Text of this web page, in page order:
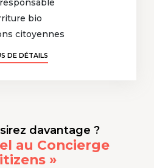
bio
citoyennes
DE DÉTAILS
davantage ?
au Concierge
»